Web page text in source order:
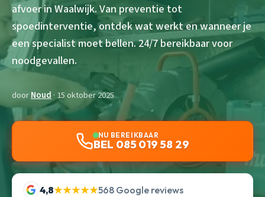
afvoer in Waalwijk. Van preventie tot
spoedinterventie, ontdek wat werkt en wanneer je
een specialist moet bellen. 24/7 bereikbaar voor
noodgevallen.
doorNoud · 15 oktober 2025
NU BEREIKBAAR
BEL 085 019 58 29
4,8★★★★★568 Google reviews